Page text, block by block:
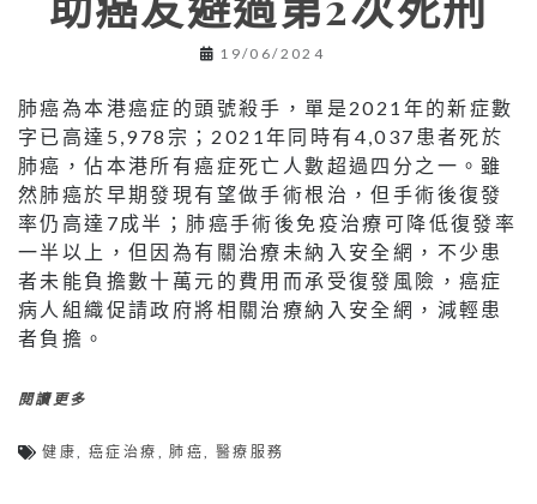
19/06/2024
肺癌為本港癌症的頭號殺手，單是2021年的新症數
字已高達5,978宗；2021年同時有4,037患者死於
肺癌，佔本港所有癌症死亡人數超過四分之一。雖
然肺癌於早期發現有望做手術根治，但手術後復發
率仍高達7成半；肺癌手術後免疫治療可降低復發率
一半以上，但因為有關治療未納入安全網，不少患
者未能負擔數十萬元的費用而承受復發風險，癌症
病人組織促請政府將相關治療納入安全網，減輕患
者負擔。
閱讀更多
健康,癌症治療 ,肺癌,醫療服務